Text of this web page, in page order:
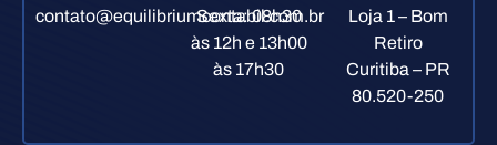
contato@equilibriumcontabil.com.br
Sexta: 08h30
às 12h e 13h00
às 17h30
Loja 1 – Bom
Retiro
Curitiba – PR
80.520-250